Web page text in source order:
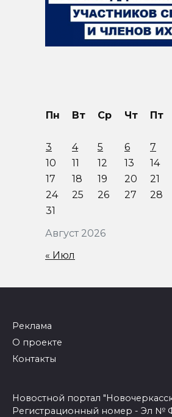
Август 2026
Пн Вт Ср Чт Пт
3
4 5 6 7
10
11 12 13 14
17
18 19 20 21
24
25 26 27 28
31
« Июл
Реклама
О проекте
Контакты
Новостной портал
Регистрационный номер - Эл №